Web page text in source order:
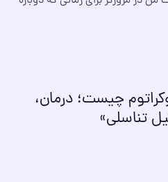
چیست؛ درمان،
تناسلی»